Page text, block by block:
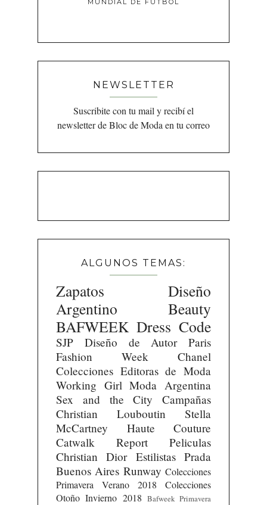
MUNDIAL DE FÚTBOL
NEWSLETTER
Suscribite con tu mail y recibí el
newsletter de Bloc de Moda en tu correo
ALGUNOS TEMAS:
Zapatos
Diseño
Argentino
Beauty
BAFWEEK Dress Code
SJP Diseño de Autor
Paris
Fashion Week
Chanel
Colecciones Editoras de Moda
Working Girl Moda Argentina
Sex and the City
Campañas
Christian Louboutin
Stella
McCartney
Haute Couture
Catwalk Report
Peliculas
Christian Dior Estilistas Prada
Buenos Aires Runway Colecciones
Primavera Verano 2018
Colecciones
Otoño Invierno 2018 Bafweek Primavera